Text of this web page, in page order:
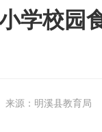
学校园
来源：明溪县教育局